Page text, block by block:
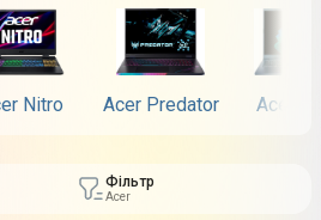
Nitro Acer Predator Acer
Фільтр
Acer